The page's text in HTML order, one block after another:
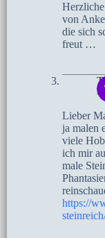
von
die sich
freut …
Lieber
ja malen
viele
ich mir
male
https://